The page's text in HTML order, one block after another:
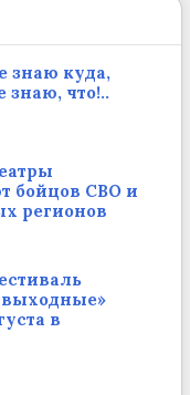
знаю куда,
знаю, что!..
бойцов СВО и
регионов
в